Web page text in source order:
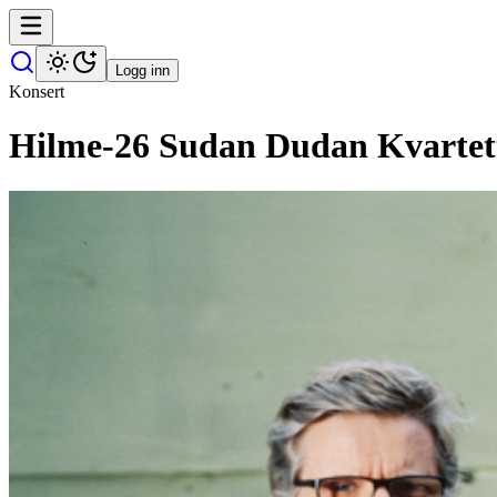
Logg inn
Konsert
Hilme-26 Sudan Dudan